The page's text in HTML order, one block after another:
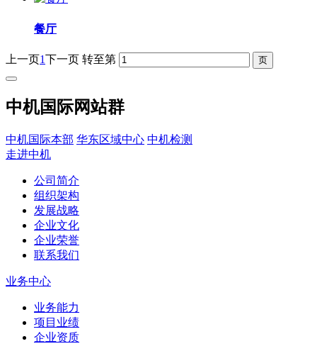
餐厅
上一页1下一页 转至第
中机国际网站群
中机国际本部 华东区域中心 中机检测
走进中机
公司简介
组织架构
发展战略
企业文化
企业荣誉
联系我们
业务中心
业务能力
项目业绩
企业资质